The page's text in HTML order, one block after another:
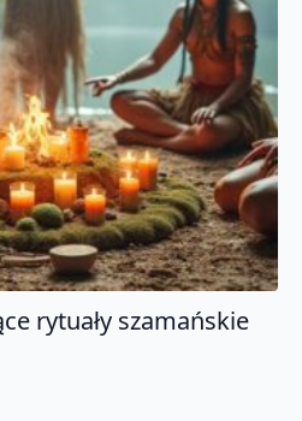
rytuały szamańskie